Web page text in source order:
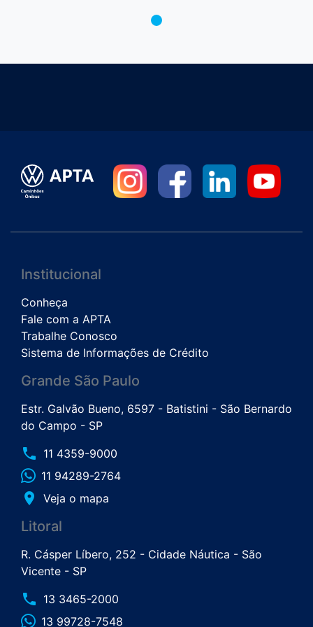
Institucional
Conheça
Fale com a APTA
Trabalhe Conosco
Sistema de Informações de Crédito
Grande São Paulo
Estr. Galvão Bueno, 6597 - Batistini - São Bernardo
do Campo - SP
phone 11 4359-9000
11 94289-2764
place Veja o mapa
Litoral
R. Cásper Líbero, 252 - Cidade Náutica - São
Vicente - SP
phone 13 3465-2000
13 99728-7548